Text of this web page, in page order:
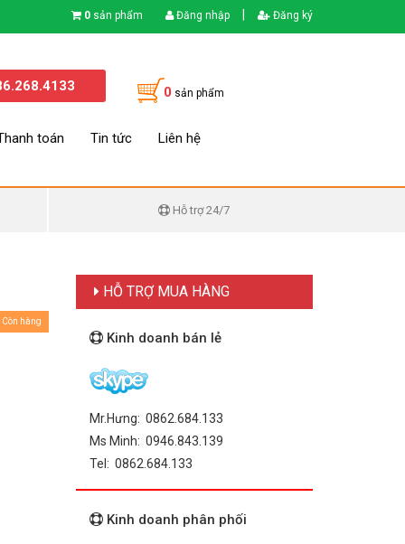
0 sản phẩm Đăng nhập Đăng ký
0 sản phẩm
toán Tin tức Liên hệ
Hỗ trợ 24/7
Còn hàng
HỖ TRỢ MUA HÀNG
Kinh doanh bán lẻ
Mr.Hưng: 0862.684.133
Ms Minh: 0946.843.139
Tel: 0862.684.133
Kinh doanh phân phối